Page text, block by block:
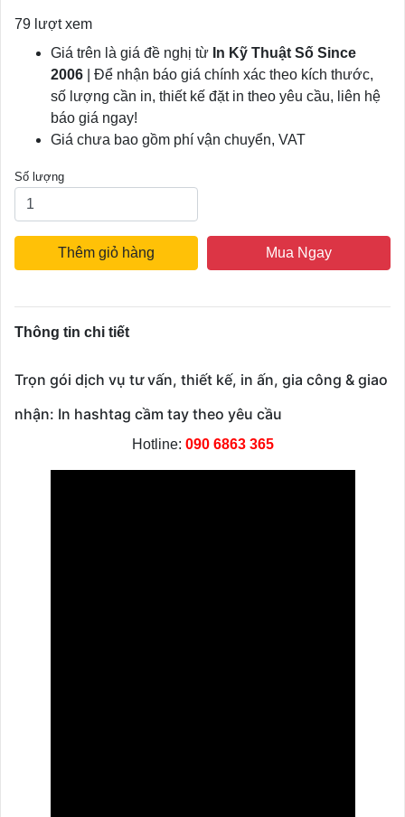
79 lượt xem
Giá trên là giá đề nghị từ In Kỹ Thuật Số Since
2006 | Để nhận báo giá chính xác theo kích thước,
số lượng cần in, thiết kế đặt in theo yêu cầu, liên hệ
báo giá ngay!
Giá chưa bao gồm phí vận chuyển, VAT
Số lượng
Thêm giỏ hàng Mua Ngay
Thông tin chi tiết
Trọn gói dịch vụ tư vấn, thiết kế, in ấn, gia công & giao
nhận: In hashtag cầm tay theo yêu cầu
Hotline: 090 6863 365